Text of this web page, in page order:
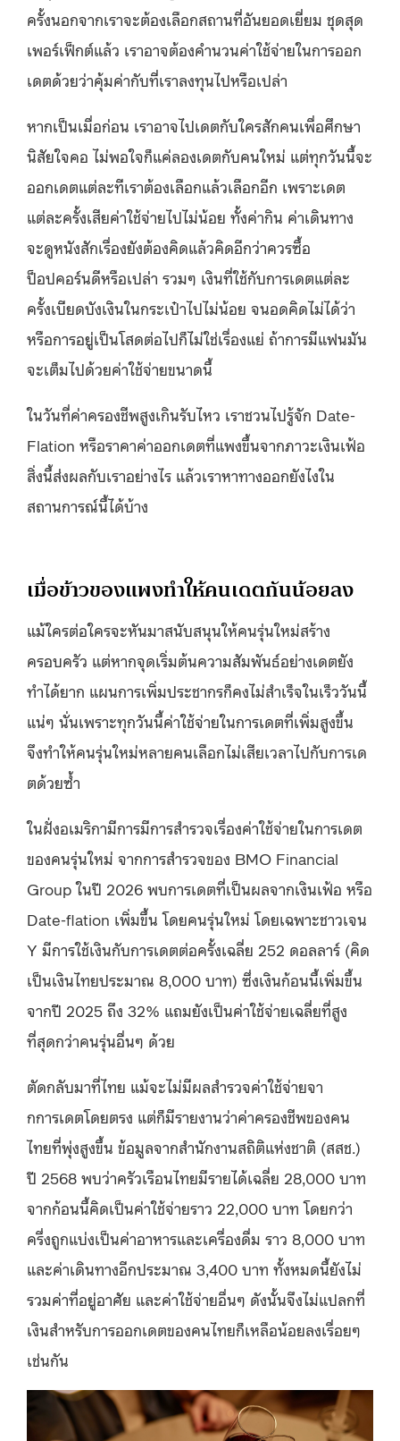
ครั้งนอกจากเราจะต้องเลือกสถานที่อันยอดเยี่ยม ชุดสุด
เพอร์เฟ็กต์แล้ว เราอาจต้องคำนวนค่าใช้จ่ายในการออก
เดตด้วยว่าคุ้มค่ากับที่เราลงทุนไปหรือเปล่า
หากเป็นเมื่อก่อน เราอาจไปเดตกับใครสักคนเพื่อศึกษา
นิสัยใจคอ ไม่พอใจก็แค่ลองเดตกับคนใหม่ แต่ทุกวันนี้จะ
ออกเดตแต่ละทีเราต้องเลือกแล้วเลือกอีก เพราะเดต
แต่ละครั้งเสียค่าใช้จ่ายไปไม่น้อย ทั้งค่ากิน ค่าเดินทาง
จะดูหนังสักเรื่องยังต้องคิดแล้วคิดอีกว่าควรซื้อ
ป็อปคอร์นดีหรือเปล่า รวมๆ เงินที่ใช้กับการเดตแต่ละ
ครั้งเบียดบังเงินในกระเป๋าไปไม่น้อย จนอดคิดไม่ได้ว่า
หรือการอยู่เป็นโสดต่อไปก็ไม่ใช่เรื่องแย่ ถ้าการมีแฟนมัน
จะเต็มไปด้วยค่าใช้จ่ายขนาดนี้
ในวันที่ค่าครองชีพสูงเกินรับไหว เราชวนไปรู้จัก Date-
Flation หรือราคาค่าออกเดตที่แพงขึ้นจากภาวะเงินเฟ้อ
สิ่งนี้ส่งผลกับเราอย่างไร แล้วเราหาทางออกยังไงใน
สถานการณ์นี้ได้บ้าง
เมื่อข้าวของแพงทำให้คนเดตกันน้อยลง
แม้ใครต่อใครจะหันมาสนับสนุนให้คนรุ่นใหม่สร้าง
ครอบครัว แต่หากจุดเริ่มต้นความสัมพันธ์อย่างเดตยัง
ทำได้ยาก แผนการเพิ่มประชากรก็คงไม่สำเร็จในเร็ววันนี้
แน่ๆ นั่นเพราะทุกวันนี้ค่าใช้จ่ายในการเดตที่เพิ่มสูงขึ้น
จึงทำให้คนรุ่นใหม่หลายคนเลือกไม่เสียเวลาไปกับการเด
ตด้วยซ้ำ
ในฝั่งอเมริกามีการมีการสำรวจเรื่องค่าใช้จ่ายในการเดต
ของคนรุ่นใหม่ จากการสำรวจของ BMO Financial
Group ในปี 2026 พบการเดตที่เป็นผลจากเงินเฟ้อ หรือ
Date-flation เพิ่มขึ้น โดยคนรุ่นใหม่ โดยเฉพาะชาวเจน
Y มีการใช้เงินกับการเดตต่อครั้งเฉลี่ย 252 ดอลลาร์ (คิด
เป็นเงินไทยประมาณ 8,000 บาท) ซึ่งเงินก้อนนี้เพิ่มขึ้น
จากปี 2025 ถึง 32% แถมยังเป็นค่าใช้จ่ายเฉลี่ยที่สูง
ที่สุดกว่าคนรุ่นอื่นๆ ด้วย
ตัดกลับมาที่ไทย แม้จะไม่มีผลสำรวจค่าใช้จ่ายจา
กการเดตโดยตรง แต่ก็มีรายงานว่าค่าครองชีพของคน
ไทยที่พุ่งสูงขึ้น ข้อมูลจากสำนักงานสถิติแห่งชาติ (สสช.)
ปี 2568 พบว่าครัวเรือนไทยมีรายได้เฉลี่ย 28,000 บาท
จากก้อนนี้คิดเป็นค่าใช้จ่ายราว 22,000 บาท โดยกว่า
ครึ่งถูกแบ่งเป็นค่าอาหารและเครื่องดื่ม ราว 8,000 บาท
และค่าเดินทางอีกประมาณ 3,400 บาท ทั้งหมดนี้ยังไม่
รวมค่าที่อยู่อาศัย และค่าใช้จ่ายอื่นๆ ดังนั้นจึงไม่แปลกที่
เงินสำหรับการออกเดตของคนไทยก็เหลือน้อยลงเรื่อยๆ
เช่นกัน